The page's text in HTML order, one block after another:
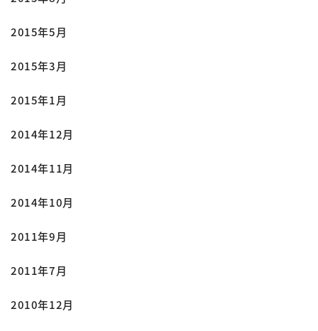
2015年5月
2015年3月
2015年1月
2014年12月
2014年11月
2014年10月
2011年9月
2011年7月
2010年12月